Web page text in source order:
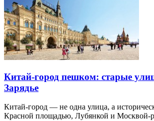
Китай-город пешком: старые
Зарядье
Китай-город — не одна улица, а
Красной площадью, Лубянкой и Москвой-